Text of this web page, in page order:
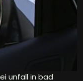
unfall in bad